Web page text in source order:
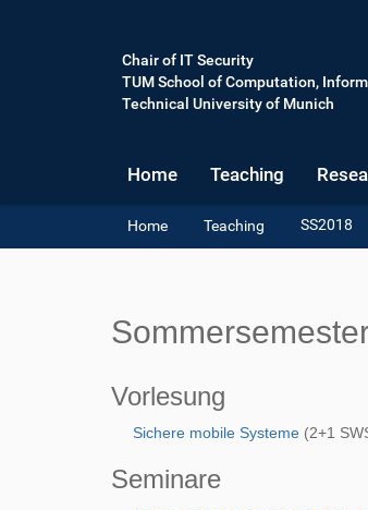
Chair of IT Security
TUM School of Computation,
Technical University of Munich
Home Teaching
Y
o
e
r
Home Teaching SS2018
Vorlesung
Sichere mobile Systeme (2+1
Seminare